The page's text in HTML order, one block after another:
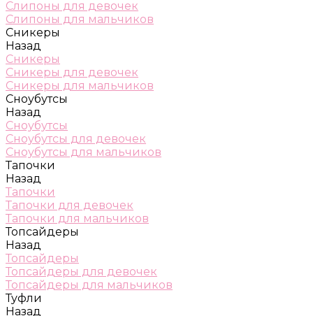
Слипоны для девочек
Слипоны для мальчиков
Сникеры
Назад
Сникеры
Сникеры для девочек
Сникеры для мальчиков
Сноубутсы
Назад
Сноубутсы
Сноубутсы для девочек
Сноубутсы для мальчиков
Тапочки
Назад
Тапочки
Тапочки для девочек
Тапочки для мальчиков
Топсайдеры
Назад
Топсайдеры
Топсайдеры для девочек
Топсайдеры для мальчиков
Туфли
Назад